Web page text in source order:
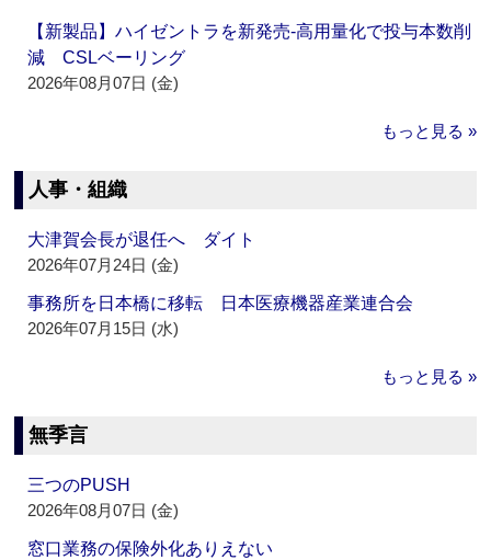
【新製品】ハイゼントラを新発売‐高用量化で投与本数削
減 CSLベーリング
2026年08月07日 (金)
もっと見る »
人事・組織
大津賀会長が退任へ ダイト
2026年07月24日 (金)
事務所を日本橋に移転 日本医療機器産業連合会
2026年07月15日 (水)
もっと見る »
無季言
三つのPUSH
2026年08月07日 (金)
窓口業務の保険外化ありえない